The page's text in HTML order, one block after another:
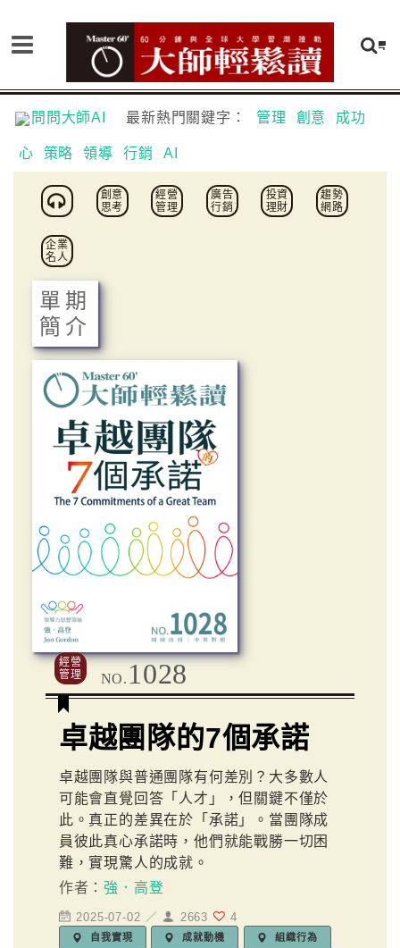
問問大師AI 最新熱門關鍵字： 管理 創意 成功
心 策略 領導 行銷 AI
創意
思考
經營
管理
廣告
行銷
投資
理財
趨勢
網路
企業
名人
單期
簡介
經營
管理
NO. 1028
卓越團隊的7個承諾
卓越團隊與普通團隊有何差別？大多數人
可能會直覺回答「人才」，但關鍵不僅於
此。真正的差異在於「承諾」。當團隊成
員彼此真心承諾時，他們就能戰勝一切困
難，實現驚人的成就。
作者：強．高登
2025-07-02 ／ 2663 4
自我實現 成就動機 組織行為